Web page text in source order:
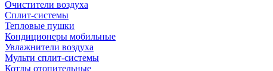
Очистители воздуха
Сплит-системы
Тепловые пушки
Кондиционеры мобильные
Увлажнители воздуха
Мульти сплит-системы
Котлы отопительные